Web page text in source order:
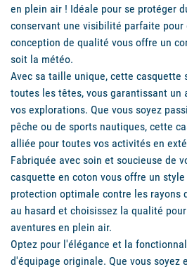
en plein air ! Idéale pour se protéger
conservant une visibilité parfaite pour
conception de qualité vous offre un
soit la météo.
Avec sa taille unique, cette casquette
toutes les têtes, vous garantissant
vos explorations. Que vous soyez
pêche ou de sports nautiques, cette
alliée pour toutes vos activités en
Fabriquée avec soin et soucieuse de
casquette en coton vous offre un
protection optimale contre les rayons
au hasard et choisissez la qualité
aventures en plein air.
Optez pour l'élégance et la
d'équipage originale. Que vous soyez